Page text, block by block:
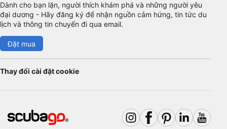
Dành cho bạn lặn, người thích khám phá và những người yêu
đại dương - Hãy đăng ký để nhận nguồn cảm hứng, tin tức du
lịch và thông tin chuyến đi qua email.
Đặt mua
Thay đổi cài đặt cookie